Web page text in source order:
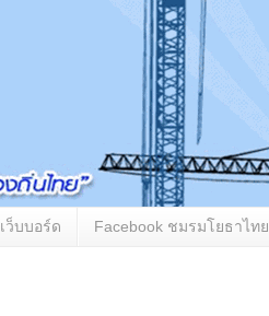
เว็บบอร์ด Facebook ชมรมโยธาไทย